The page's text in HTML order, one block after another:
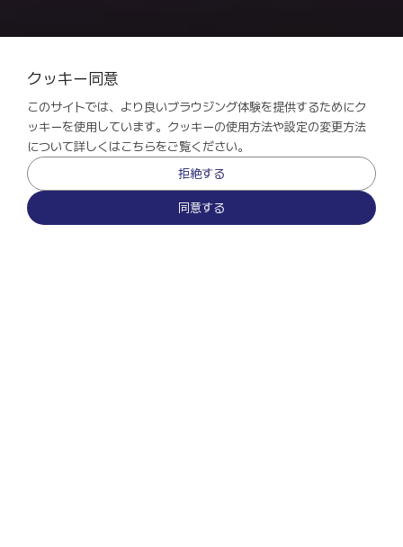
クッキー同意
このサイトでは、より良いブラウジング体験を提供するためにク
ッキーを使用しています。クッキーの使用方法や設定の変更方法
について詳しくはこちらをご覧ください。
拒絶する
同意する